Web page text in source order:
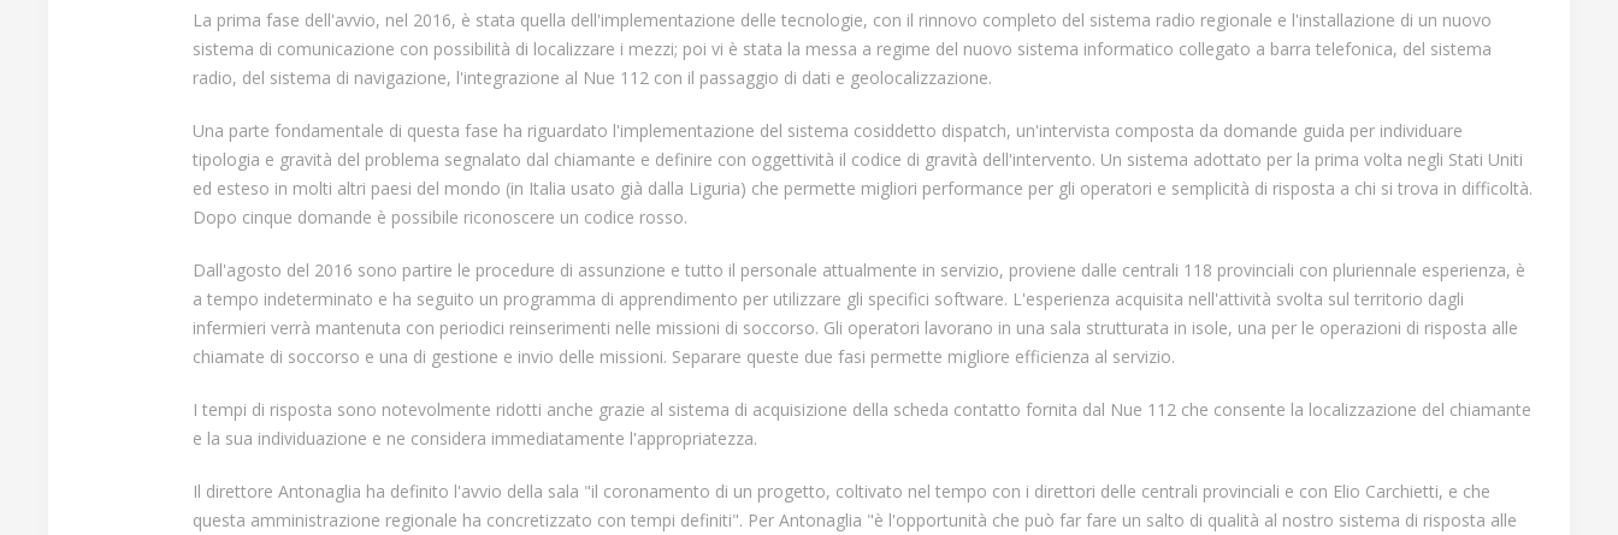
La prima fase dell'avvio, nel 2016, è stata quella dell'implementazione delle tecnologie, con il rinnovo completo del sistema radio regionale e l'installazione di un nuovo
sistema di comunicazione con possibilità di localizzare i mezzi; poi vi è stata la messa a regime del nuovo sistema informatico collegato a barra telefonica, del sistema
radio, del sistema di navigazione, l'integrazione al Nue 112 con il passaggio di dati e geolocalizzazione.
Una parte fondamentale di questa fase ha riguardato l'implementazione del sistema cosiddetto dispatch, un'intervista composta da domande guida per individuare
tipologia e gravità del problema segnalato dal chiamante e definire con oggettività il codice di gravità dell'intervento. Un sistema adottato per la prima volta negli Stati Uniti
ed esteso in molti altri paesi del mondo (in Italia usato già dalla Liguria) che permette migliori performance per gli operatori e semplicità di risposta a chi si trova in difficoltà.
Dopo cinque domande è possibile riconoscere un codice rosso.
Dall'agosto del 2016 sono partire le procedure di assunzione e tutto il personale attualmente in servizio, proviene dalle centrali 118 provinciali con pluriennale esperienza, è
a tempo indeterminato e ha seguito un programma di apprendimento per utilizzare gli specifici software. L'esperienza acquisita nell'attività svolta sul territorio dagli
infermieri verrà mantenuta con periodici reinserimenti nelle missioni di soccorso. Gli operatori lavorano in una sala strutturata in isole, una per le operazioni di risposta alle
chiamate di soccorso e una di gestione e invio delle missioni. Separare queste due fasi permette migliore efficienza al servizio.
I tempi di risposta sono notevolmente ridotti anche grazie al sistema di acquisizione della scheda contatto fornita dal Nue 112 che consente la localizzazione del chiamante
e la sua individuazione e ne considera immediatamente l'appropriatezza.
Il direttore Antonaglia ha definito l'avvio della sala "il coronamento di un progetto, coltivato nel tempo con i direttori delle centrali provinciali e con Elio Carchietti, e che
questa amministrazione regionale ha concretizzato con tempi definiti". Per Antonaglia "è l'opportunità che può far fare un salto di qualità al nostro sistema di risposta alle